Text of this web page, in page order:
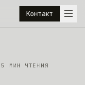
Контакт
5
МИН ЧТЕНИЯ